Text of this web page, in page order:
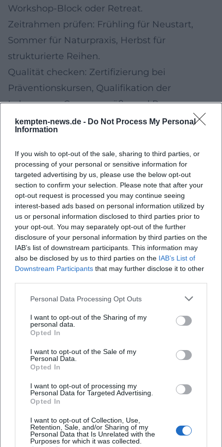
kempten-news.de - Do Not Process My Personal
Information
If you wish to opt-out of the sale, sharing to third parties, or
processing of your personal or sensitive information for
targeted advertising by us, please use the below opt-out
section to confirm your selection. Please note that after your
opt-out request is processed you may continue seeing
interest-based ads based on personal information utilized by
us or personal information disclosed to third parties prior to
your opt-out. You may separately opt-out of the further
disclosure of your personal information by third parties on the
IAB’s list of downstream participants. This information may
also be disclosed by us to third parties on the IAB’s List of
Downstream Participants that may further disclose it to other
Personal Data Processing Opt Outs
I want to opt-out of the Sharing of my
personal data.
Opted In
I want to opt-out of the Sale of my
Personal Data.
Opted In
I want to opt-out of processing my
Personal Data for Targeted Advertising.
Opted In
I want to opt-out of Collection, Use,
Retention, Sale, and/or Sharing of my
Personal Data that Is Unrelated with the
Purposes for which it was collected.
Workshop‑Block oder Retreat.
Zeitrahmen prüfen: Frühling für Neustart,
Sommer für Naturpraxis, Herbst für
strukturierte Reihen.
Qualität checken: Zertifizierung bei
Präventionskursen, Qualifikation der
Lehrperson, Gruppengröße und Raum.
Organisation: Buchungsmodalitäten,
Stornofristen, erforderliche Unterlagen für
Erstattung klären.
Gesundheit beachten: Bei Beschwerden
ärztlich abklären lassen, Modifikationen
anfragen und langsam steigern.
Quellen
GKV‑Spitzenverband: Prävention in der
gesetzlichen Krankenversicherung—
Rahmenbedingungen und Leitfaden-
(accessed 2026-02-11)
Integrative Health (NCCIH): Yoga — What You
Sicherheit und Anwendung (accessed 2026-
WHO: Physical activity — Fact sheet
—
Empfehlungen zu Bewegung und
Gesundheit als Orientierungsrahmen
(accessed 2026-02-11)